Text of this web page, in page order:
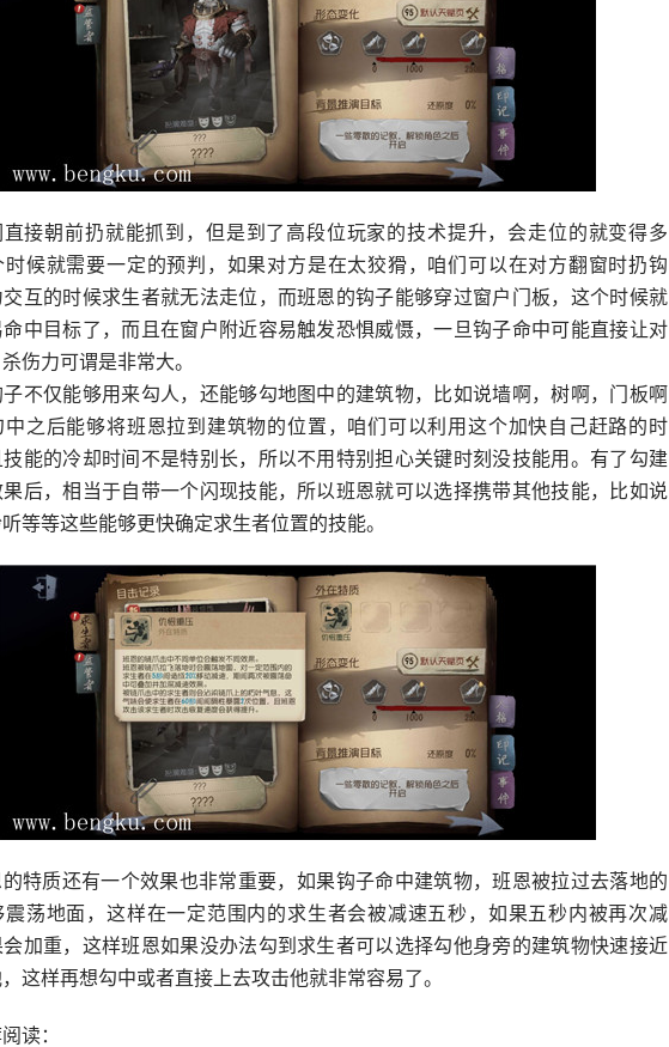
直接朝前扔就能抓到，但是到了高段位玩家的技术提升，会走位的就变得多
时候就需要一定的预判，如果对方是在太狡猾，咱们可以在对方翻窗时扔钩
互的时候求生者就无法走位，而班恩的钩子能够穿过窗户门板，这个时候就
命中目标了，而且在窗户附近容易触发恐惧威慑，一旦钩子命中可能直接让对
伤力可谓是非常大。
不仅能够用来勾人，还能够勾地图中的建筑物，比如说墙啊，树啊，门板啊
中之后能够将班恩拉到建筑物的位置，咱们可以利用这个加快自己赶路的时
技能的冷却时间不是特别长，所以不用特别担心关键时刻没技能用。有了勾建
后，相当于自带一个闪现技能，所以班恩就可以选择携带其他技能，比如说
等等这些能够更快确定求生者位置的技能。
特质还有一个效果也非常重要，如果钩子命中建筑物，班恩被拉过去落地的
震荡地面，这样在一定范围内的求生者会被减速五秒，如果五秒内被再次减
加重，这样班恩如果没办法勾到求生者可以选择勾他身旁的建筑物快速接近
这样再想勾中或者直接上去攻击他就非常容易了。
读：